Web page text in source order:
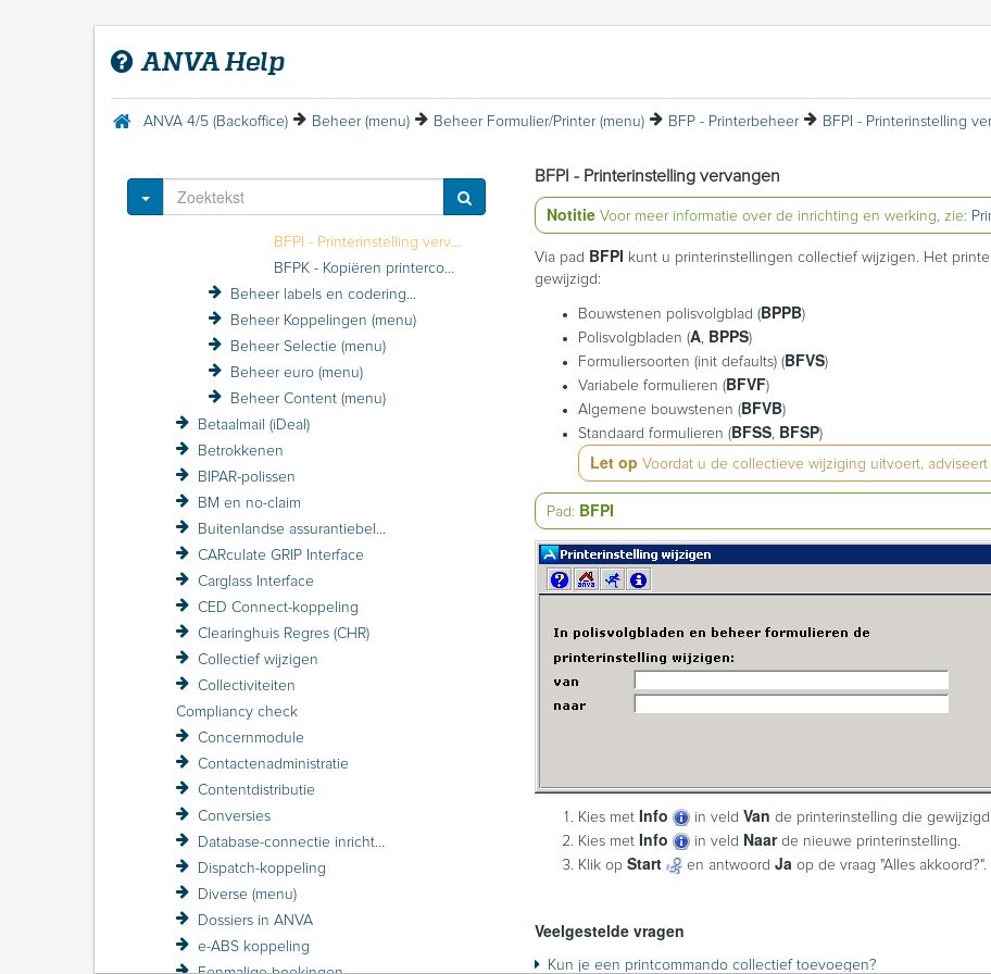
ANVA Help
ANVA 4/5 (Backoffice) Beheer (menu) Beheer Formulier/Printer (menu) BFP - Printerbeheer
Toggle Dropdown
BFS - Standaardformulieren
BFPS - Printersoorten
BFPN - Printercommando per printersoort
BFPT - Printers toekennen aan gebruikers
BFPK - Kopiëren printercommando's
Beheer labels en coderingen (menu)
Beheer Koppelingen (menu)
Beheer Selectie (menu)
Beheer euro (menu)
Beheer Content (menu)
Betaalmail (iDeal)
Betrokkenen
BIPAR-polissen
BM en no-claim
Buitenlandse assurantiebelasting BAB
CARculate GRIP Interface
Carglass Interface
CED Connect-koppeling
Clearinghuis Regres (CHR)
Collectief wijzigen
Collectiviteiten
Compliancy check
Concernmodule
Contactenadministratie
Contentdistributie
Conversies
Database-connectie inrichten
Dispatch-koppeling
Diverse (menu)
Dossiers in ANVA
e-ABS koppeling
BFPI - Printerinstelling vervangen
Notitie Voor meer informatie over de inrichting en werking, zie:
Via pad BFPI kunt u printerinstellingen collectief wijzigen. Het
gewijzigd:
Bouwstenen polisvolgblad (BPPB)
Polisvolgbladen (A BPPS)
Formuliersoorten (init defaults) (BFVS)
Variabele formulieren (BFVF)
Algemene bouwstenen (BFVB)
Standaard formulieren (BFSS BFSP)
Let op Voordat u de collectieve wijziging uitvoert, adviseert
Pad: BFPI
Kies met Info in veld Van de printerinstelling die gewijzigd
Kies met Info in veld Naar de nieuwe printerinstelling.
Klik op Start en antwoord Ja op de vraag "Alles akkoord?".
Veelgestelde vragen
Kun je een printcommando collectief toevoegen?